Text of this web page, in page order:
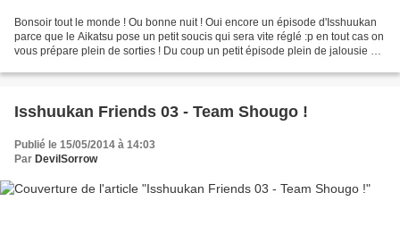
Bonsoir tout le monde ! Ou bonne nuit ! Oui encore un épisode d'Isshuukan
parce que le Aikatsu pose un petit soucis qui sera vite réglé :p en tout cas on
vous prépare plein de sorties ! Du coup un petit épisode plein de jalousie et
Isshuukan Friends 03 - Team Shougo !
Publié le 15/05/2014 à 14:03
Par DevilSorrow